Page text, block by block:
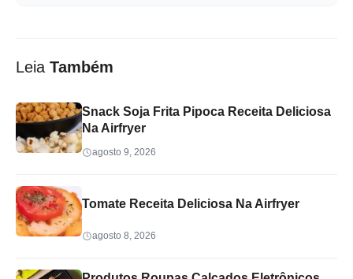
Leia Também
Snack Soja Frita Pipoca Receita Deliciosa
Na Airfryer
agosto 9, 2026
Tomate Receita Deliciosa Na Airfryer
agosto 8, 2026